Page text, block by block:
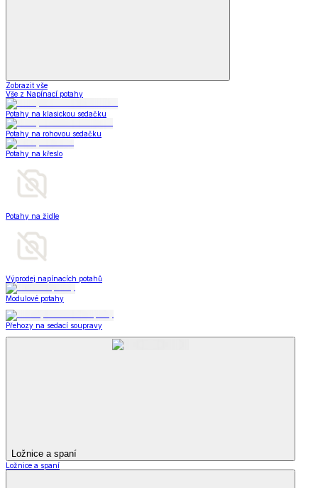
Zobrazit vše
Vše z Napínací potahy
Potahy na klasickou sedačku
Potahy na rohovou sedačku
Potahy na křeslo
Potahy na židle
Výprodej napínacích potahů
Modulové potahy
Přehozy na sedací soupravy
Ložnice a spaní
Ložnice a spaní